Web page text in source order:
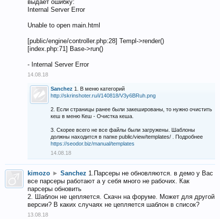
выдает ошибку:
Internal Server Error
Unable to open main.html
[public/engine/controller.php:28] Templ->render()
[index.php:71] Base->run()
- Internal Server Error
14.08.18
Sanchez 1. В меню категорий
http://skrinshoter.ru/i/140818/V3y6BRuh.png
2. Если страницы ранее были закешированы, то нужно очистить
кеш в меню Кеш - Очистка кеша.
3. Скорее всего не все файлы были загружены. Шаблоны
должны находится в папке public/view/templates/ . Подробнее
https://seodor.biz/manual/templates
14.08.18
kimozo ► Sanchez 1.Парсеры не обновляются. в демо у Вас
все парсеры работают а у себя много не рабочих. Как
парсеры обновить
2. Шаблон не цепляется. Скачн на форуме. Может для другой
версии? В каких случаях не цепляется шаблон в список?
13.08.18